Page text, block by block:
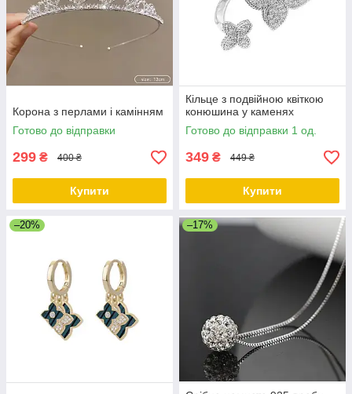
Корона з перлами і камінням
Готово до відправки
299 ₴ 400 ₴
Купити
Кільце з подвійною квіткою
конюшина у каменях
Готово до відправки 1 од.
349 ₴ 449 ₴
Купити
–20% –17%